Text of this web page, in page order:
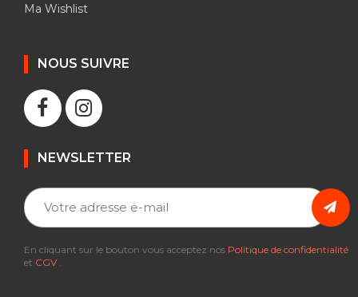
Ma Wishlist
NOUS SUIVRE
NEWSLETTER
En cliquant sur le bouton vous acceptez nos Politique de confidentialité
et CGV